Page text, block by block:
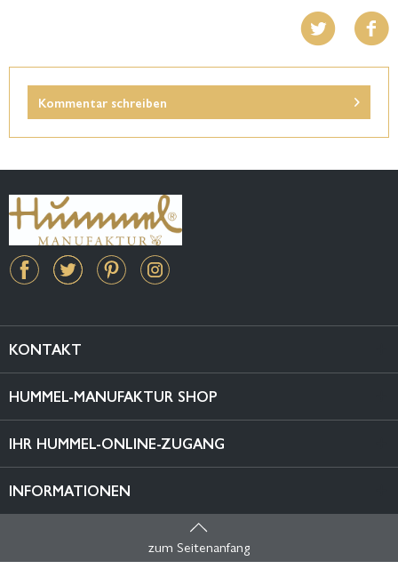
Kommentar schreiben
KONTAKT
HUMMEL-MANUFAKTUR SHOP
IHR HUMMEL-ONLINE-ZUGANG
INFORMATIONEN
zum Seitenanfang